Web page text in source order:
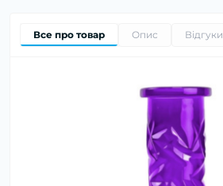
Все про товар Опис Відгуки